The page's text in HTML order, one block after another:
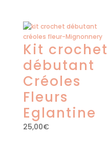
17,00€
à
26,00€
Kit crochet
débutant
Créoles
Fleurs
Eglantine
25,00€